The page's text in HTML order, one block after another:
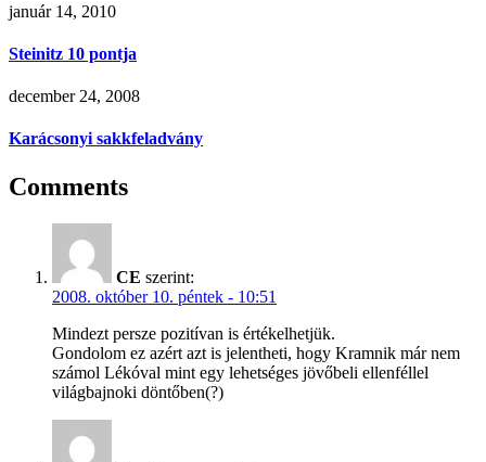
január 14, 2010
Steinitz 10 pontja
december 24, 2008
Karácsonyi sakkfeladvány
Comments
CE szerint:
2008. október 10. péntek - 10:51
Mindezt persze pozitívan is értékelhetjük.
Gondolom ez azért azt is jelentheti, hogy Kramnik már nem
számol Lékóval mint egy lehetséges jövőbeli ellenféllel
világbajnoki döntőben(?)